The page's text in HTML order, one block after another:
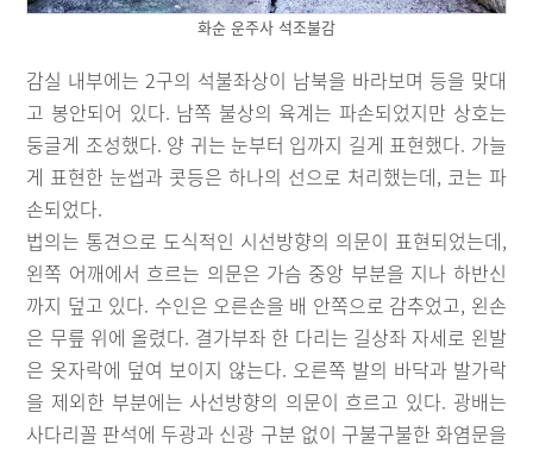
화순 운주사 석조불감
감실 내부에는 2구의 석불좌상이 남북을 바라보며 등을 맞대
고 봉안되어 있다. 남쪽 불상의 육계는 파손되었지만 상호는
둥글게 조성했다. 양 귀는 눈부터 입까지 길게 표현했다. 가늘
게 표현한 눈썹과 콧등은 하나의 선으로 처리했는데, 코는 파
손되었다.
법의는 통견으로 도식적인 시선방향의 의문이 표현되었는데,
왼쪽 어깨에서 흐르는 의문은 가슴 중앙 부분을 지나 하반신
까지 덮고 있다. 수인은 오른손을 배 안쪽으로 감추었고, 왼손
은 무릎 위에 올렸다. 결가부좌 한 다리는 길상좌 자세로 왼발
은 옷자락에 덮여 보이지 않는다. 오른쪽 발의 바닥과 발가락
을 제외한 부분에는 사선방향의 의문이 흐르고 있다. 광배는
사다리꼴 판석에 두광과 신광 구분 없이 구불구불한 화염문을